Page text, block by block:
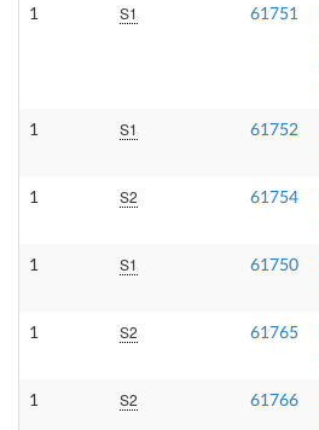
1 S1 61751
1 S1 61752
1 S2 61754
1 S1 61750
1 S2 61765
1 S2 61766